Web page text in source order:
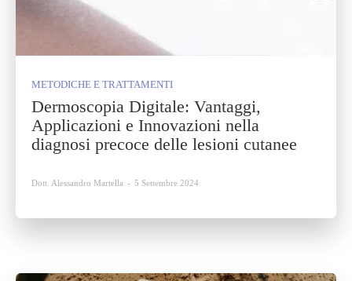
METODICHE E TRATTAMENTI
Dermoscopia Digitale: Vantaggi,
Applicazioni e Innovazioni nella
diagnosi precoce delle lesioni cutanee
Dott. Alessandro Martella - 5 Settembre 2024